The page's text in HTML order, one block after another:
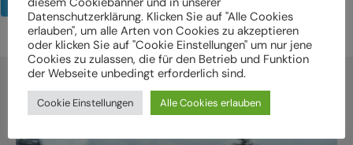
Datenschutzerklärung. Klicken Sie auf "Alle Cookies
erlauben", um alle Arten von Cookies zu akzeptieren
oder klicken Sie auf "Cookie Einstellungen" um nur jene
Cookies zu zulassen, die für den Betrieb und Funktion
der Webseite unbedingt erforderlich sind.
Cookie Einstellungen Alle Cookies erlauben